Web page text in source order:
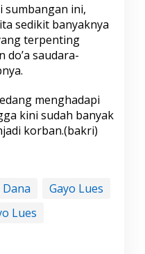
sumbangan ini,
sedikit banyaknya
terpenting
saudara-
menghadapi
kini sudah banyak
korban.(bakri)
Gayo Lues
Lues